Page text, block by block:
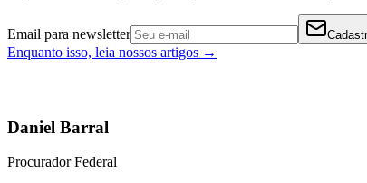
Email para newsletter
Enquanto isso, leia nossos artigos →
Daniel Barral
Procurador Federal